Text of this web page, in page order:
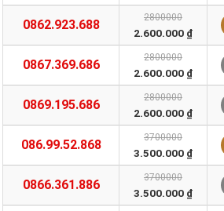
0862.923.688 2800000
2.600.000 ₫
0867.369.686 2800000
2.600.000 ₫
0869.195.686 2800000
2.600.000 ₫
086.99.52.868 3700000
3.500.000 ₫
0866.361.886 3700000
3.500.000 ₫